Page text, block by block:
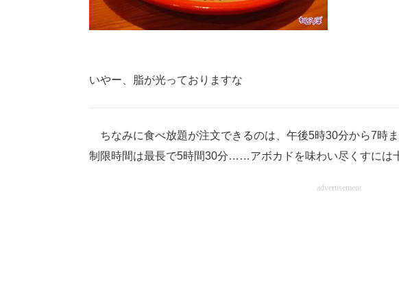
いやー、脂が光っておりますな
ちなみに食べ放題が注文できるのは、午後5時30分から7時
制限時間は最長で5時間30分……アボカドを味わい尽くすには
advertisement